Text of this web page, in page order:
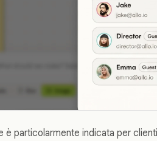
è particolarmente indicata per